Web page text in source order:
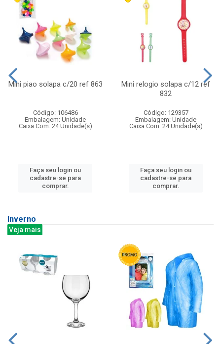
Mini piao solapa c/20 ref 863
Código: 106486
Embalagem: Unidade
Caixa Com: 24 Unidade(s)
Faça seu login ou
cadastre-se para
comprar.
Mini relogio solapa c/12 ref
832
Código: 129357
Embalagem: Unidade
Caixa Com: 24 Unidade(s)
Faça seu login ou
cadastre-se para
comprar.
Inverno
Veja mais